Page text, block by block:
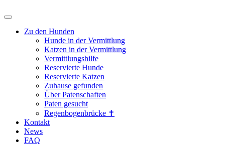
Zu den Hunden
Hunde in der Vermittlung
Katzen in der Vermittlung
Vermittlungshilfe
Reservierte Hunde
Reservierte Katzen
Zuhause gefunden
Über Patenschaften
Paten gesucht
Regenbogenbrücke ✝
Kontakt
News
FAQ